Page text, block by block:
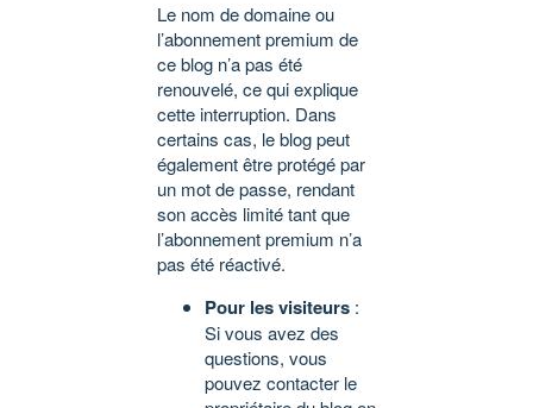
Le nom de domaine ou
l’abonnement premium de
ce blog n’a pas été
renouvelé, ce qui explique
cette interruption. Dans
certains cas, le blog peut
également être protégé par
un mot de passe, rendant
son accès limité tant que
l’abonnement premium n’a
pas été réactivé.
Pour les visiteurs :
Si vous avez des
questions, vous
pouvez contacter le